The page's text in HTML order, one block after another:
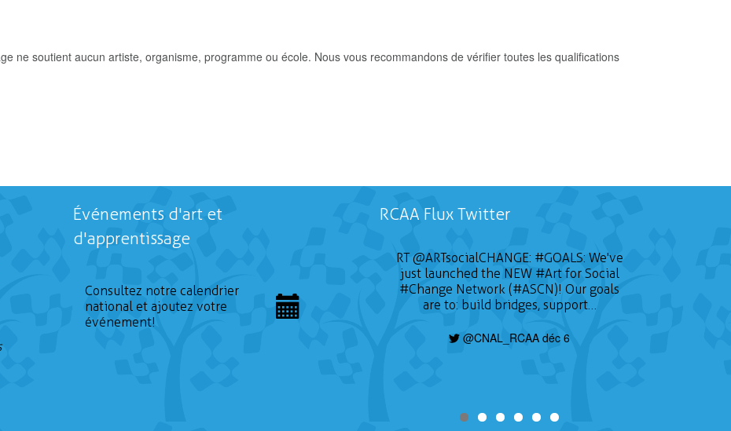
ne soutient aucun artiste, organisme, programme ou école. Nous vous recommandons de vérifier toutes les qualifications
Événements d'art et
d'apprentissage
Consultez notre calendrier
national et ajoutez votre
événement!
RCAA Flux Twitter
RT@ARTsocialCHANGE: #GOALS: We've
just launched the NEW #Artfor Social
#Change Network (#ASCN)! Our goals
are to: build bridges, support…
@CNAL_RCAA déc 6